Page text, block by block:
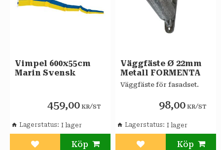
Vimpel 600x55cm
Marin Svensk
459,00 KR/ST
Lagerstatus
Väggfäste Ø 22mm
Metall FORMENTA
Väggfäste för fasadset.
98,00 KR/ST
Lagerstatus